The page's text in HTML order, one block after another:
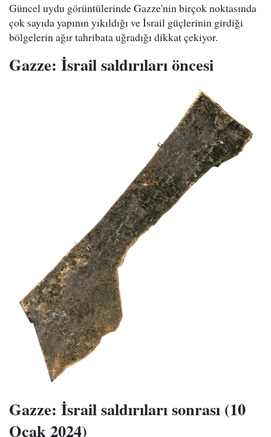
Güncel uydu görüntülerinde Gazze'nin birçok noktasında
çok sayıda yapının yıkıldığı ve İsrail güçlerinin girdiği
bölgelerin ağır tahribata uğradığı dikkat çekiyor.
Gazze: İsrail saldırıları öncesi
Gazze: İsrail saldırıları sonrası (10
Ocak 2024)